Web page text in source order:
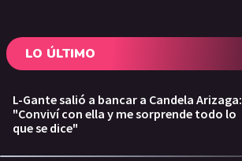
LO ÚLTIMO
L-Gante salió a bancar a Candela Arizaga:
"Conviví con ella y me sorprende todo lo
que se dice"